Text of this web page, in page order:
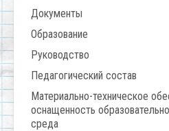
Документы
Образование
Руководство
Педагогический состав
Материально-техническое
оснащенность
среда